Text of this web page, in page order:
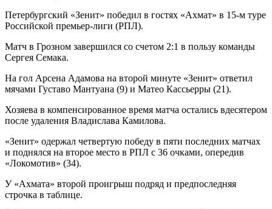
Петербургский «Зенит» победил в гостях «Ахмат» в 15-м туре
Российской премьер-лиги (РПЛ).
Матч в Грозном завершился со счетом 2:1 в пользу команды
Сергея Семака.
На гол Арсена Адамова на второй минуте «Зенит» ответил
мячами Густаво Мантуана (9) и Матео Кассьерры (21).
Хозяева в компенсированное время матча остались вдесятером
после удаления Владислава Камилова.
«Зенит» одержал четвертую победу в пяти последних матчах
и поднялся на второе место в РПЛ с 36 очками, опередив
«Локомотив» (34).
У «Ахмата» второй проигрыш подряд и предпоследняя
строчка в таблице.